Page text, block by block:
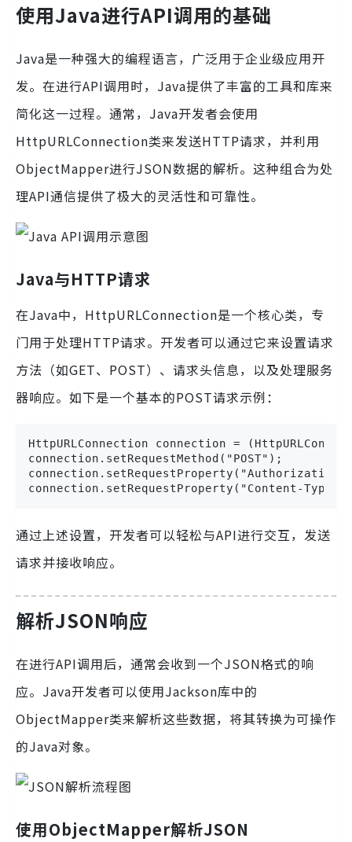
使用Java进行API调用的基础
Java是一种强大的编程语言，广泛用于企业级应用开
发。在进行API调用时，Java提供了丰富的工具和库来
简化这一过程。通常，Java开发者会使用
HttpURLConnection类来发送HTTP请求，并利用
ObjectMapper进行JSON数据的解析。这种组合为处
理API通信提供了极大的灵活性和可靠性。
Java与HTTP请求
在Java中，HttpURLConnection是一个核心类，专
门用于处理HTTP请求。开发者可以通过它来设置请求
方法（如GET、POST）、请求头信息，以及处理服务
器响应。如下是一个基本的POST请求示例：
HttpURLConnection connection =
connection.setRequestMethod("POST");
connection.setRequestProperty("Content-
通过上述设置，开发者可以轻松与API进行交互，发送
请求并接收响应。
解析JSON响应
在进行API调用后，通常会收到一个JSON格式的响
应。Java开发者可以使用Jackson库中的
ObjectMapper类来解析这些数据，将其转换为可操作
的Java对象。
使用ObjectMapper解析JSON